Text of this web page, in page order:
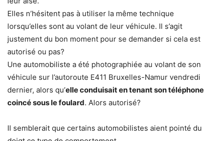
Elles n’hésitent pas à utiliser la même technique
lorsqu’elles sont au volant de leur véhicule. Il s’agit
justement du bon moment pour se demander si cela est
autorisé ou pas?
Une automobiliste a été photographiée au volant de son
véhicule sur l’autoroute E411 Bruxelles-Namur vendredi
dernier, alors qu’elle conduisait en tenant son téléphone
coincé sous le foulard. Alors autorisé?
Il semblerait que certains automobilistes aient pointé du